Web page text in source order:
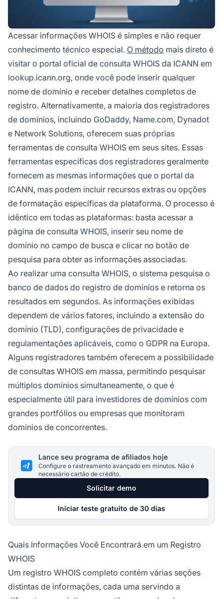
Acessar informações WHOIS é simples e não requer
conhecimento técnico especial. O método mais direto é
visitar o portal oficial de consulta WHOIS da ICANN em
lookup.icann.org, onde você pode inserir qualquer
nome de domínio e receber detalhes completos de
registro. Alternativamente, a maioria dos registradores
de domínios, incluindo GoDaddy, Name.com, Dynadot
e Network Solutions, oferecem suas próprias
ferramentas de consulta WHOIS em seus sites. Essas
ferramentas específicas dos registradores geralmente
fornecem as mesmas informações que o portal da
ICANN, mas podem incluir recursos extras ou opções
de formatação específicas da plataforma. O processo é
idêntico em todas as plataformas: basta acessar a
página de consulta WHOIS, inserir seu nome de
domínio no campo de busca e clicar no botão de
pesquisa para obter as informações associadas.
Ao realizar uma consulta WHOIS, o sistema pesquisa o
banco de dados do registro de domínios e retorna os
resultados em segundos. As informações exibidas
dependem de vários fatores, incluindo a extensão do
domínio (TLD), configurações de privacidade e
regulamentações aplicáveis, como o GDPR na Europa.
Alguns registradores também oferecem a possibilidade
de consultas WHOIS em massa, permitindo pesquisar
múltiplos domínios simultaneamente, o que é
especialmente útil para investidores de domínios com
grandes portfólios ou empresas que monitoram
domínios de concorrentes.
Lance seu programa de afiliados hoje
Configure o rastreamento avançado em minutos. Não é
necessário cartão de crédito.
Solicitar demo
Iniciar teste gratuito de 30 dias
Quais Informações Você Encontrará em um Registro
WHOIS
Um registro WHOIS completo contém várias seções
distintas de informações, cada uma servindo a